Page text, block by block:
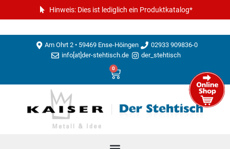
Hinweis: Dies ist lediglich ein Produktkatalog*
Am Ohrt 2 • 59469 Ense-Höingen
02933 909836-0
info[at]der-stehtisch.de
der_stehtisch
0